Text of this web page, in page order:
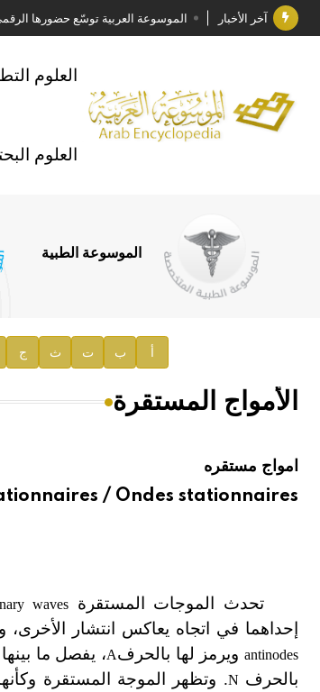
آخر الأخبار الموسوعة العربية توسّع حضورها
جائزة مجمع الملك سلمان العالمي للغة
الأستاذ إياد خالد الطباع مدير عام لهيئة
السيد محمد ياسين صالح وزيرا للثقافة
توصيات مجلس الإدارة
صدور المجلد السابع من موسوعة
إعلان..
هيئة الموسوعة العربية تطلق موسوعات
العلوم
العلوم
الموسوعة الطبية
أ ب ت ث ج
الأمواج المستقرة
امواج مستقره
/ Ondes stationnaires
تحدث الموجات المستقرةwaves
إحداهما في اتجاه يعاكس انتشار
antinodesويرمز لها بالحرفA، يفصل ما
بالحرف N. وتظهر الموجة المستقرة